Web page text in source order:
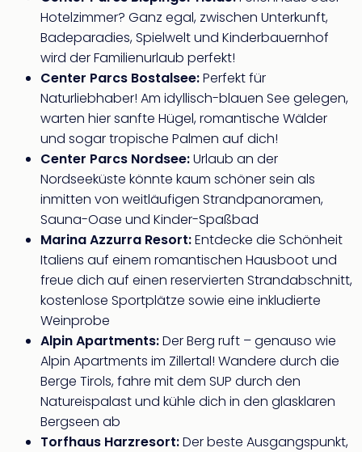
Hotelzimmer? Ganz egal, zwischen Unterkunft,
Badeparadies, Spielwelt und Kinderbauernhof
wird der Familienurlaub perfekt!
Center Parcs Bostalsee:Perfekt für
Naturliebhaber! Am idyllisch-blauen See gelegen,
warten hier sanfte Hügel, romantische Wälder
und sogar tropische Palmen auf dich!
Center Parcs Nordsee:Urlaub an der
Nordseeküste könnte kaum schöner sein als
inmitten von weitläufigen Strandpanoramen,
Sauna-Oase und Kinder-Spaßbad
Marina Azzurra Resort:Entdecke die Schönheit
Italiens auf einem romantischen Hausboot und
freue dich auf einen reservierten Strandabschnitt,
kostenlose Sportplätze sowie eine inkludierte
Weinprobe
Alpin Apartments:Der Berg ruft – genauso wie
Alpin Apartments im Zillertal! Wandere durch die
Berge Tirols, fahre mit dem SUP durch den
Natureispalast und kühle dich in den glasklaren
Bergseen ab
Torfhaus Harzresort:Der beste Ausgangspunkt,